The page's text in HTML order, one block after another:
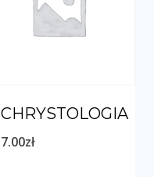
CHRYSTOLOGIA
7.00zł